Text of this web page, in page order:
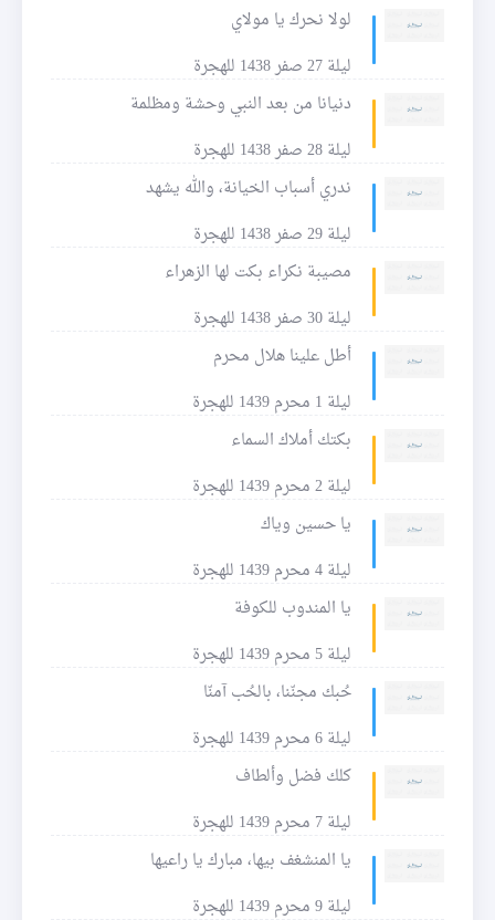
لولا نحرك يا مولاي
ليلة 27 صفر 1438 للهجرة
دنيانا من بعد النبي وحشة ومظلمة
ليلة 28 صفر 1438 للهجرة
ندري أسباب الخيانة، والله يشهد
ليلة 29 صفر 1438 للهجرة
مصيبة نكراء بكت لها الزهراء
ليلة 30 صفر 1438 للهجرة
أطل علينا هلال محرم
ليلة 1 محرم 1439 للهجرة
بكتك أملاك السماء
ليلة 2 محرم 1439 للهجرة
يا حسين وياك
ليلة 4 محرم 1439 للهجرة
يا المندوب للكوفة
ليلة 5 محرم 1439 للهجرة
حُبك مجنّنا، بالحُب آمنّا
ليلة 6 محرم 1439 للهجرة
كلك فضل وألطاف
ليلة 7 محرم 1439 للهجرة
يا المنشغف بيها، مبارك يا راعيها
ليلة 9 محرم 1439 للهجرة